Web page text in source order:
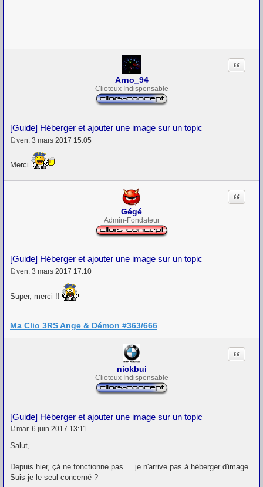
Arno_94
Clioteux Indispensable
[Guide] Héberger et ajouter une image sur un topic
Citation
s
a
ven. 3 mars 2017 15:05
Merci
Gégé
Admin-Fondateur
[Guide] Héberger et ajouter une image sur un topic
Citation
s
s
g
e
ven. 3 mars 2017 17:10
Super, merci !!
Ma Clio 3RS Ange & Démon #363/666
nickbui
Clioteux Indispensable
[Guide] Héberger et ajouter une image sur un topic
Citation
e
a
g
mar. 6 juin 2017 13:11
Salut,
Depuis hier, çà ne fonctionne pas ... je n'arrive pas à héberger d'image.
Suis-je le seul concerné ?